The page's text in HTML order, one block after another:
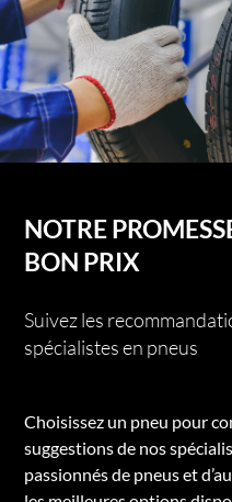
NOTRE
BON PRIX
Suivez les
spécialistes en pneus
Choisissez un pneu pour
suggestions de nos
passionnés de pneus et